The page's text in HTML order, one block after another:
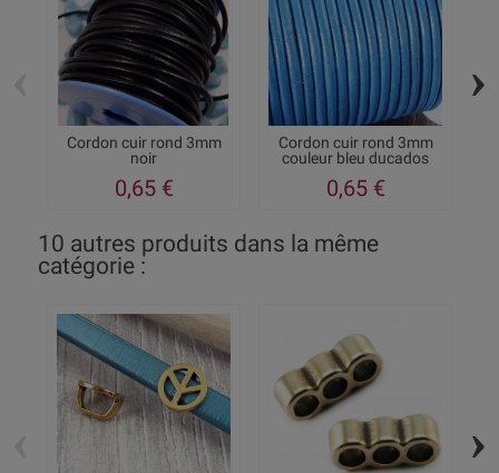
Cordon cuir rond 3mm
noir
0,65 €
Cordon cuir rond 3mm
couleur bleu ducados
0,65 €
›
10 autres produits dans la même
catégorie :
›